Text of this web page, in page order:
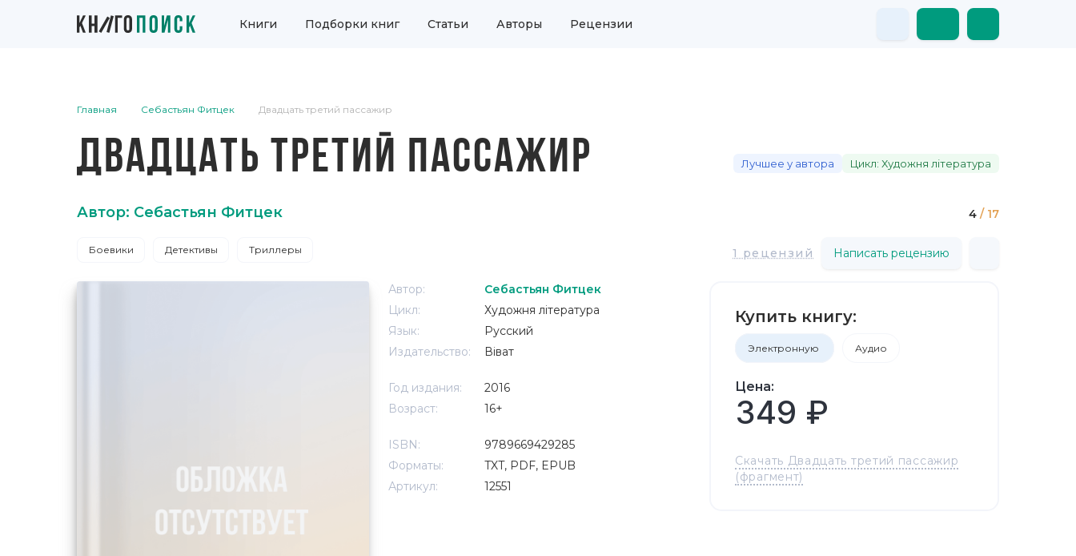
Книги Подборки книг Статьи Авторы Рецензии
Главная Себастьян Фитцек Двадцать третий пассажир
ДВАДЦАТЬ ТРЕТИЙ ПАССАЖИР Лучшее у автора Цикл: Художня література
Автор: Себастьян Фитцек 4 / 17
Боевики Детективы Триллеры 1 рецензий Написать рецензию
Автор:
Себастьян Фитцек
Цикл:
Художня література
Язык:
Русский
Издательство:
Віват
Год издания:
2016
Возраст:
16+
ISBN:
9789669429285
Форматы:
TXT, PDF, EPUB
Артикул:
12551
Купить книгу:
Электронную Аудио
Цена:
349 ₽
Скачать Двадцать третий пассажир
(фрагмент)